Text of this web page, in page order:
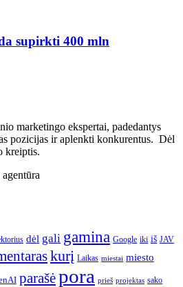
supirkti 400 mln
marketingo ekspertai, padedantys
pozicijas ir aplenkti konkurentus. Dėl
kreiptis.
dėl gali gamina Google iki iš JAV
kurį Laikas miestai miesto
parašėpora prieš projektas sako